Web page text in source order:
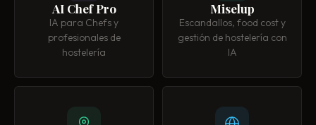
AI Chef Pro
IA para Chefs y
profesionales de
hostelería
Miselup
Escandallos, food cost y
gestión de hostelería con
IA